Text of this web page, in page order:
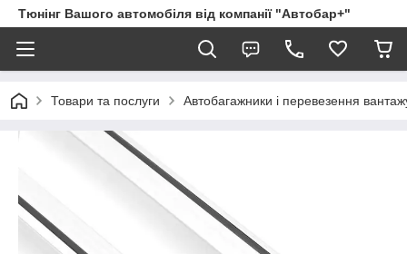
Тюнінг Вашого автомобіля від компанії "Автобар+"
Товари та послуги Автобагажники і перевезення